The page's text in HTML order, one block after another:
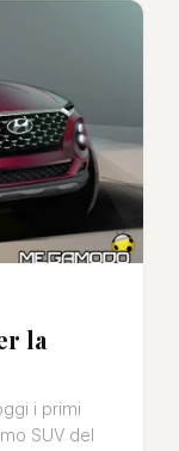
la
i primi
SUV del